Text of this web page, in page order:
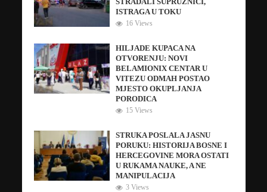
ISTRAGA U TOKU
16 Views
HILJADE KUPACA NA
OTVORENJU: NOVI
BELAMIONIX CENTAR U
VITEZU ODMAH POSTAO
MJESTO OKUPLJANJA
PORODICA
15 Views
STRUKA POSLALA JASNU
PORUKU: HISTORIJA BOSNE I
HERCEGOVINE MORA OSTATI
U RUKAMA NAUKE, A NE
MANIPULACIJA
3 Views